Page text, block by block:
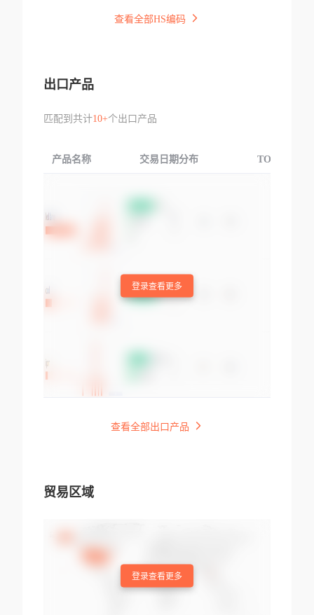
查看全部HS编码
出口产品
匹配到共计10+个出口产品
产品名称 交易日期分布 TOP3交易国
登录查看更多
查看全部出口产品
贸易区域
登录查看更多